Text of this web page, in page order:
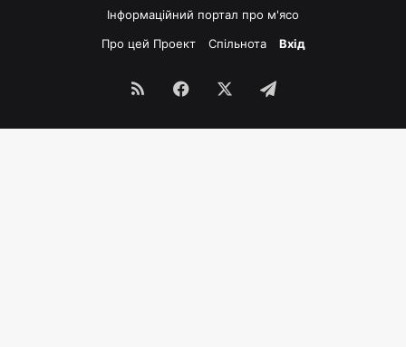
Інформаційний портал про м'ясо
Про цей Проект
Спільнота Вхід
RSS Facebook